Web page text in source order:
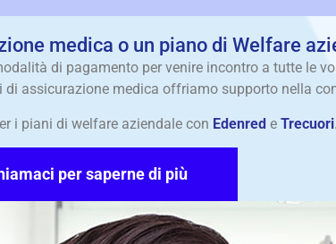
medica o un piano di Welfare
di pagamento per venire incontro a tutte le
di assicurazione medica offriamo supporto nella
i piani di welfare aziendale con Edenred e Trecuori.
per saperne di più